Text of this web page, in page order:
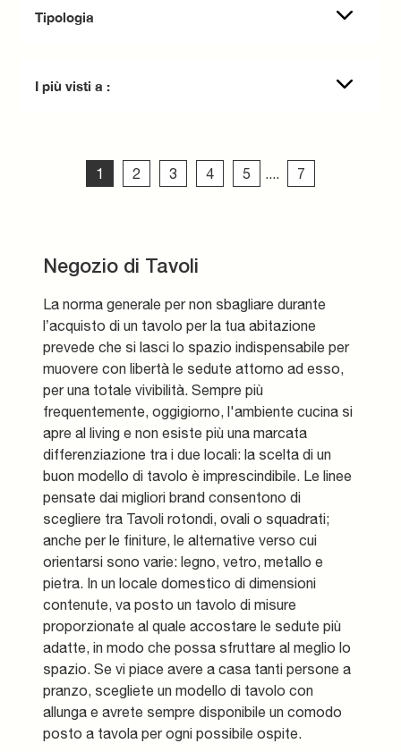
Tipologia
I più visti a :
1 2 3 4 5 .... 7
Negozio di Tavoli
La norma generale per non sbagliare durante
l’acquisto di un tavolo per la tua abitazione
prevede che si lasci lo spazio indispensabile per
muovere con libertà le sedute attorno ad esso,
per una totale vivibilità. Sempre più
frequentemente, oggigiorno, l'ambiente cucina si
apre al living e non esiste più una marcata
differenziazione tra i due locali: la scelta di un
buon modello di tavolo è imprescindibile. Le linee
pensate dai migliori brand consentono di
scegliere tra Tavoli rotondi, ovali o squadrati;
anche per le finiture, le alternative verso cui
orientarsi sono varie: legno, vetro, metallo e
pietra. In un locale domestico di dimensioni
contenute, va posto un tavolo di misure
proporzionate al quale accostare le sedute più
adatte, in modo che possa sfruttare al meglio lo
spazio. Se vi piace avere a casa tanti persone a
pranzo, scegliete un modello di tavolo con
allunga e avrete sempre disponibile un comodo
posto a tavola per ogni possibile ospite.